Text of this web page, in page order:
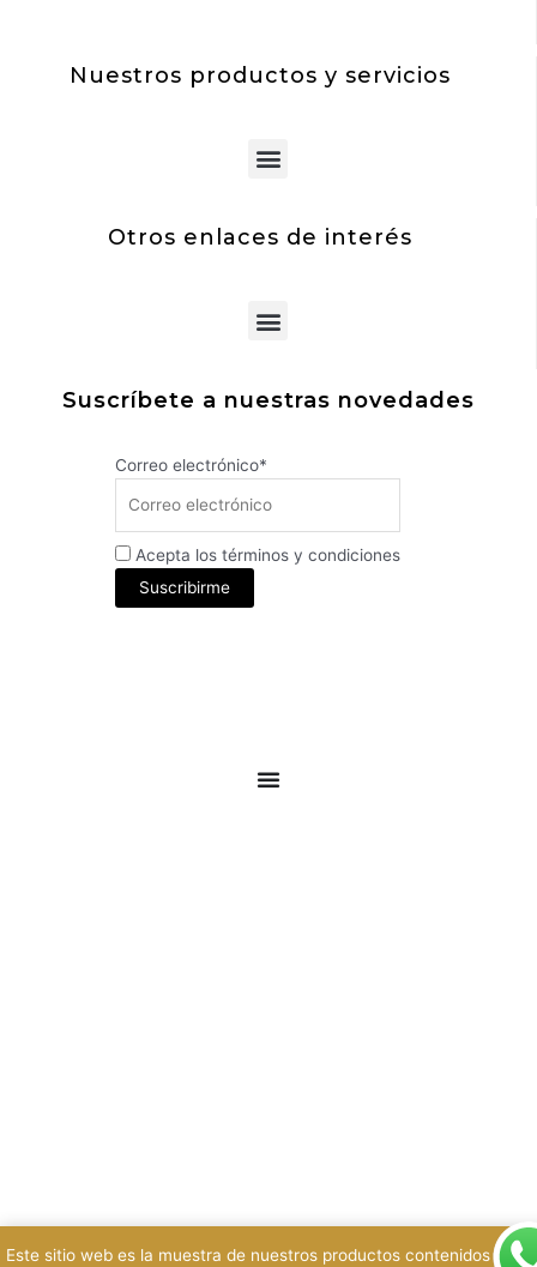
Nuestros productos y servicios
Menu
Otros enlaces de interés
Menu
Suscríbete a nuestras novedades
Correo electrónico*
Acepta los términos y condiciones
Este sitio web es la muestra de nuestros productos contenidos en